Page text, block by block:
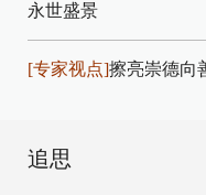
永世盛景
[专家视点]擦亮崇德向
追思